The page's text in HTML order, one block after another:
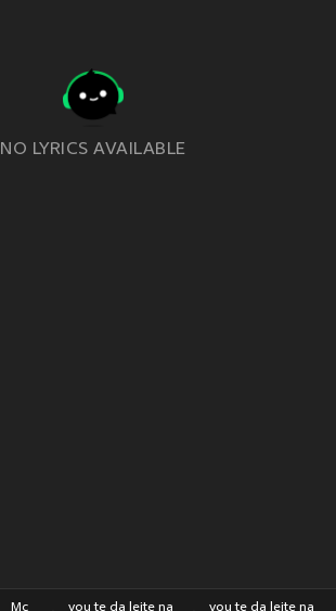
NO LYRICS AVAILABLE
Mc vou te da leite na vou te da leite na